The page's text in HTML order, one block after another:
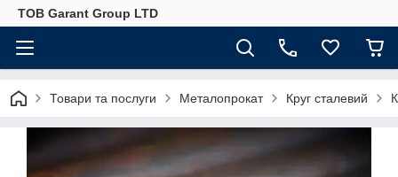
ТОВ Garant Group LTD
Товари та послуги Металопрокат Круг сталевий